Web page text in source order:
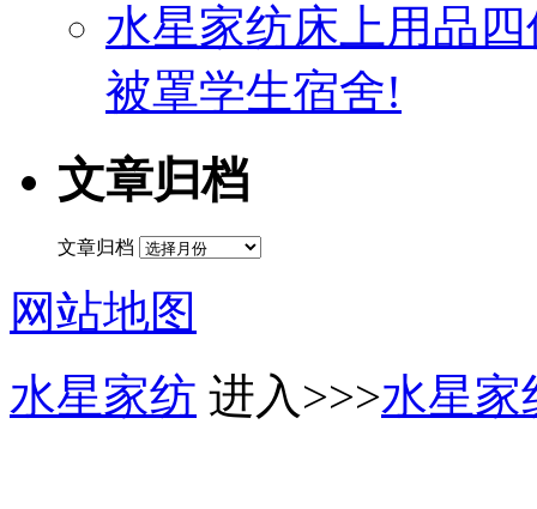
水星家纺床上用品
被罩学生宿舍!
文章归档
文章归档
网站地图
水星家纺 进入>>>水星家